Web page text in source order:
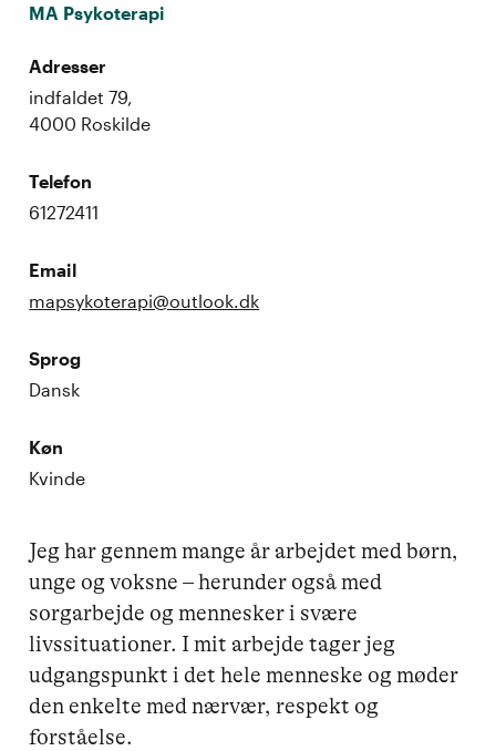
MA Psykoterapi
Adresser
indfaldet 79,
4000 Roskilde
Telefon
61272411
Email
mapsykoterapi@outlook.dk
Sprog
Dansk
Køn
Kvinde
Jeg har gennem mange år arbejdet med børn,
unge og voksne – herunder også med
sorgarbejde og mennesker i svære
livssituationer. I mit arbejde tager jeg
udgangspunkt i det hele menneske og møder
den enkelte med nærvær, respekt og
forståelse.